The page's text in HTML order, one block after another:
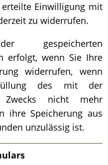
erteilte Einwilligung mit
zu widerrufen.
gespeicherten
erfolgt, wenn Sie Ihre
widerrufen, wenn
des mit der
Zwecks nicht mehr
ihre Speicherung aus
unzulässig ist.